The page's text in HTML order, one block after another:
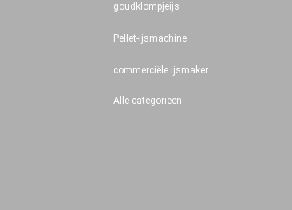
goudklompjeijs
Pellet-ijsmachine
commerciële ijsmaker
Alle categorieën